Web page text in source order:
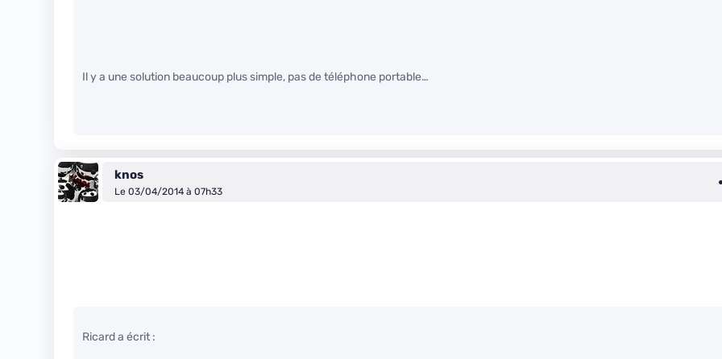
Il y a une solution beaucoup plus simple, pas de téléphone portable…
knos
Le 03/04/2014 à 07h33
Ricard a écrit :